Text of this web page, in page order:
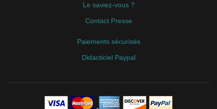
Le saviez-vous ?
Contact Presse
Paiements sécurisés
Didacticiel Paypal